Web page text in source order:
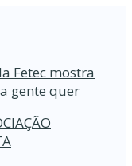
Fetec mostra
gente quer